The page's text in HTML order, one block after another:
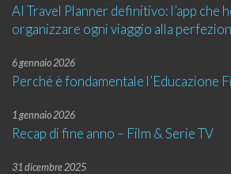
AI Travel Planner definitivo: l’app che
organizzare ogni viaggio alla
6 gennaio 2026
Perché è fondamentale l’Educazione
1 gennaio 2026
Recap di fine anno – Film & Serie TV
31 dicembre 2025